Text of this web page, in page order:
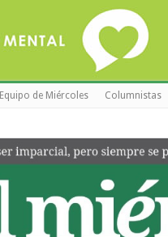
Equipo de Miércoles Columnistas